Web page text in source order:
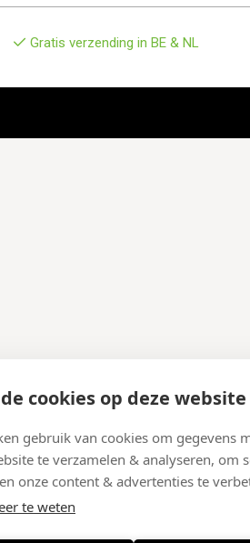
cookies op deze website
gebruik van cookies om gegevens
te verzamelen & analyseren,
onze content & advertenties te
te weten
Gratis verzending in BE & NL